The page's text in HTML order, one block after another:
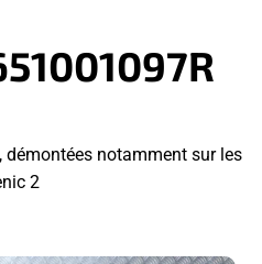
démontées notamment sur les
2